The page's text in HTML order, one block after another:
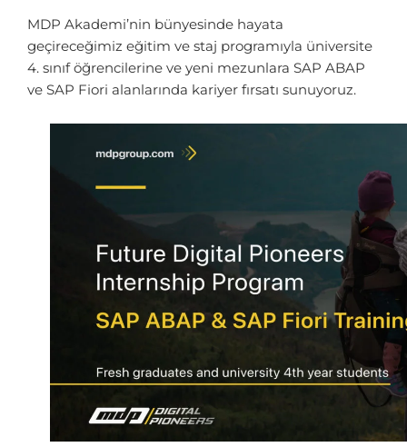
MDP Akademi’nin bünyesinde hayata
geçireceğimiz eğitim ve staj programıyla üniversite
4. sınıf öğrencilerine ve yeni mezunlara SAP ABAP
ve SAP Fiori alanlarında kariyer fırsatı sunuyoruz.